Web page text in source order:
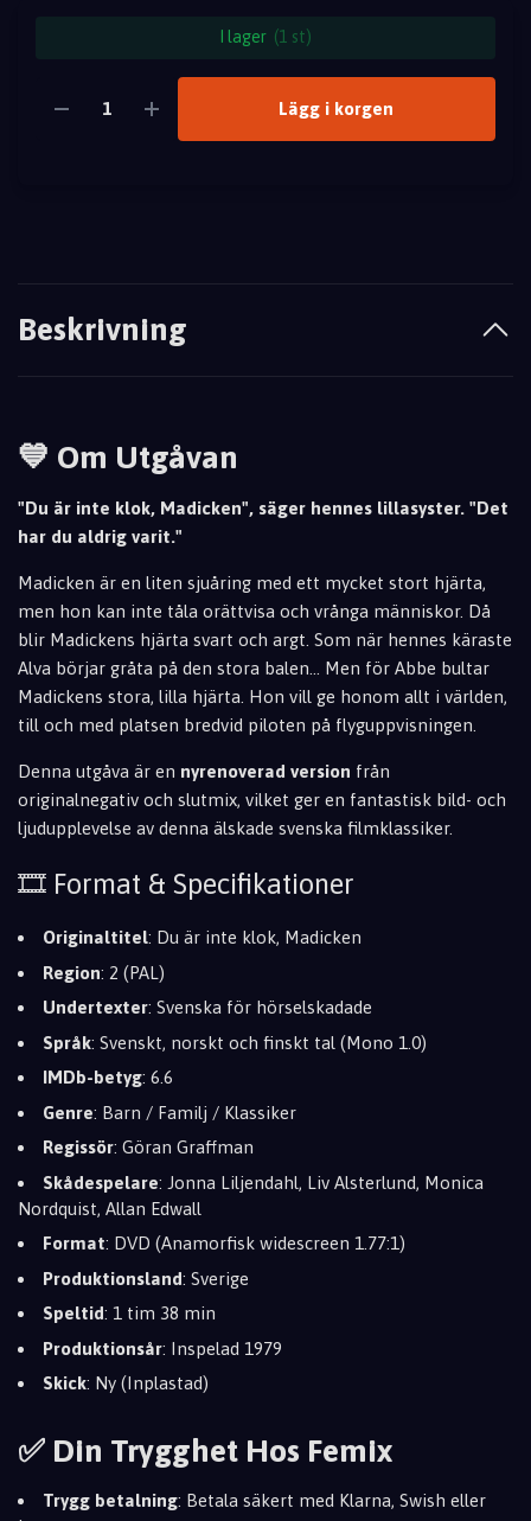
I lager (1 st)
Lägg i korgen
Beskrivning
💙 Om Utgåvan
"Du är inte klok, Madicken", säger hennes lillasyster. "Det
har du aldrig varit."
Madicken är en liten sjuåring med ett mycket stort hjärta,
men hon kan inte tåla orättvisa och vrånga människor. Då
blir Madickens hjärta svart och argt. Som när hennes käraste
Alva börjar gråta på den stora balen... Men för Abbe bultar
Madickens stora, lilla hjärta. Hon vill ge honom allt i världen,
till och med platsen bredvid piloten på flyguppvisningen.
Denna utgåva är en nyrenoverad version från
originalnegativ och slutmix, vilket ger en fantastisk bild- och
ljudupplevelse av denna älskade svenska filmklassiker.
🎞️ Format & Specifikationer
Originaltitel: Du är inte klok, Madicken
Region: 2 (PAL)
Undertexter: Svenska för hörselskadade
Språk: Svenskt, norskt och finskt tal (Mono 1.0)
IMDb-betyg: 6.6
Genre: Barn / Familj / Klassiker
Regissör: Göran Graffman
Skådespelare: Jonna Liljendahl, Liv Alsterlund, Monica
Nordquist, Allan Edwall
Format: DVD (Anamorfisk widescreen 1.77:1)
Produktionsland: Sverige
Speltid: 1 tim 38 min
Produktionsår: Inspelad 1979
Skick: Ny (Inplastad)
✅ Din Trygghet Hos Femix
Trygg betalning: Betala säkert med Klarna, Swish eller